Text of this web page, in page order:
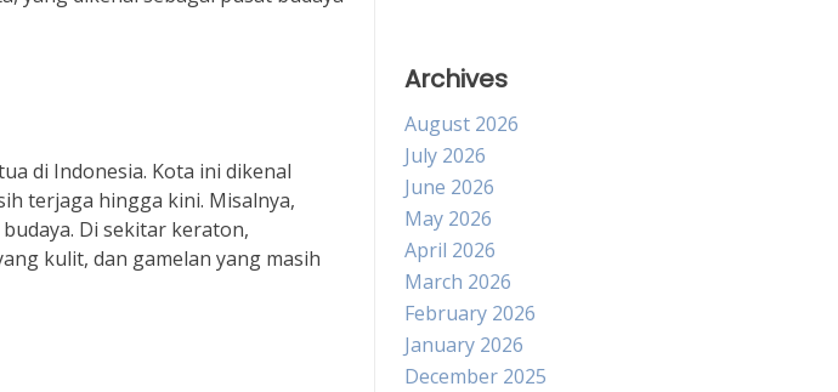
di Indonesia. Kota ini dikenal
terjaga hingga kini. Misalnya,
Di sekitar keraton,
kulit, dan gamelan yang masih
Archives
August 2026
July 2026
June 2026
May 2026
April 2026
March 2026
February 2026
January 2026
December 2025